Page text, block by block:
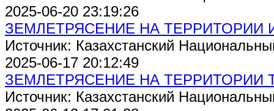
2025-06-20 23:19:26
ЗЕМЛЕТРЯСЕНИЕ НА ТЕРРИТОРИИ
Источник: Казахстанский
2025-06-17 20:12:49
ЗЕМЛЕТРЯСЕНИЕ НА ТЕРРИТОРИИ
Источник: Казахстанский